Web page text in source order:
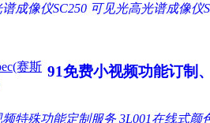
成像仪SC250 可见光高光谱成像仪
赛斯 91免费小视频功能订制
特殊功能定制服务 3L001在线式颜